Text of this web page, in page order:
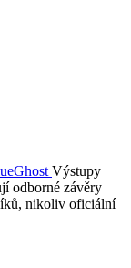
Výstupy
odborné závěry
nikoliv oficiální